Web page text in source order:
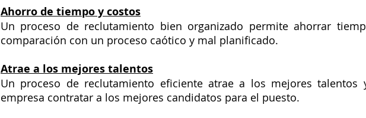
Ahorro de tiempo y costos
Un proceso de reclutamiento bien organizado permite ahorrar
Atrae a los mejores talentos
Un proceso de reclutamiento eficiente atrae a los mejores talentos